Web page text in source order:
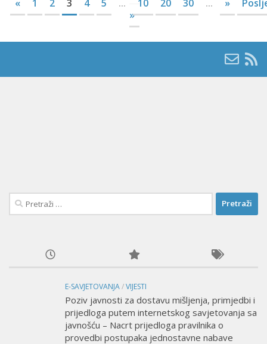
« 1 2 3 4 5 ... 10 20 30 ... »
»
Pretraži:
E-SAVJETOVANJA/VIJESTI
Poziv javnosti za dostavu mišljenja, primjedbi i
prijedloga putem internetskog savjetovanja sa
javnošću – Nacrt prijedloga pravilnika o
provedbi postupaka jednostavne nabave